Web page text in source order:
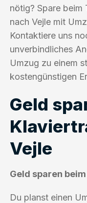
nötig? Spare
nach Vejle mit
Kontaktiere uns
unverbindliches
Umzug zu einem
kostengünstigen
Geld
Vejle
Geld sparen beim
Du planst einen